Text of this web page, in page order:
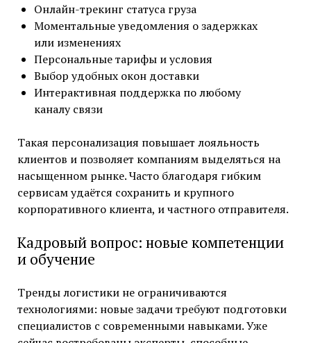
Онлайн-трекинг статуса груза
Моментальные уведомления о задержках
или изменениях
Персональные тарифы и условия
Выбор удобных окон доставки
Интерактивная поддержка по любому
каналу связи
Такая персонализация повышает лояльность
клиентов и позволяет компаниям выделяться на
насыщенном рынке. Часто благодаря гибким
сервисам удаётся сохранить и крупного
корпоративного клиента, и частного отправителя.
Кадровый вопрос: новые компетенции
и обучение
Тренды логистики не ограничиваются
технологиями: новые задачи требуют подготовки
специалистов с современными навыками. Уже